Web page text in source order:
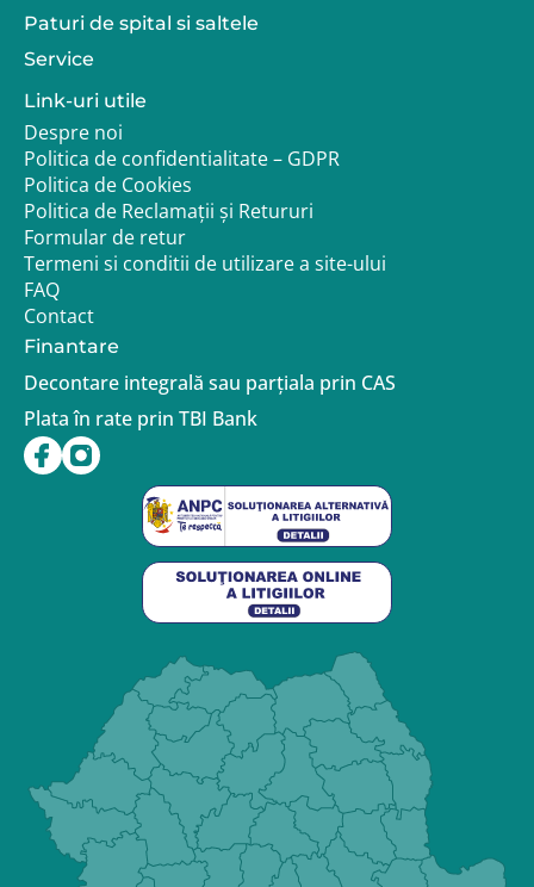
Paturi de spital si saltele
Service
Link-uri utile
Despre noi
Politica de confidentialitate – GDPR
Politica de Cookies
Politica de Reclamații și Retururi
Formular de retur
Termeni si conditii de utilizare a site-ului
FAQ
Contact
Finantare
Decontare integrală sau parțiala prin CAS
Plata în rate prin TBI Bank